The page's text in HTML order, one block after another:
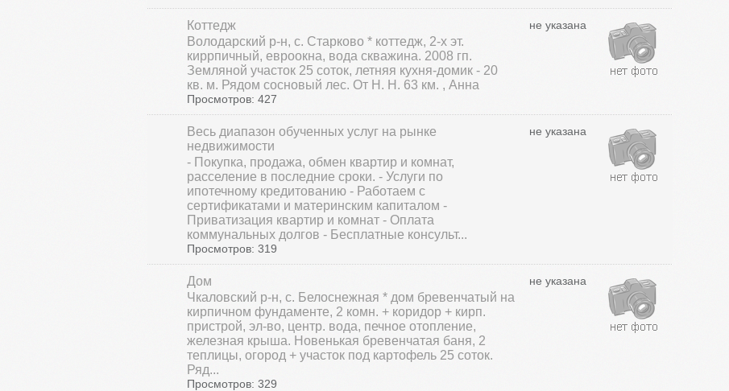
Коттедж
Володарский р-н, с. Старково * коттедж, 2-х эт.
киррпичный, евроокна, вода скважина. 2008 гп.
Земляной участок 25 соток, летняя кухня-домик - 20
кв. м. Рядом сосновый лес. От Н. Н. 63 км. , Анна
Просмотров: 427
не указана
Весь диапазон обученных услуг на рынке
недвижимости
- Покупка, продажа, обмен квартир и комнат,
расселение в последние сроки. - Услуги по
ипотечному кредитованию - Работаем с
сертификатами и материнским капиталом -
Приватизация квартир и комнат - Оплата
коммунальных долгов - Бесплатные консульт...
Просмотров: 319
не указана
Дом
Чкаловский р-н, с. Белоснежная * дом бревенчатый на
кирпичном фундаменте, 2 комн. + коридор + кирп.
пристрой, эл-во, центр. вода, печное отопление,
железная крыша. Новенькая бревенчатая баня, 2
теплицы, огород + участок под картофель 25 соток.
Ряд...
Просмотров: 329
не указана